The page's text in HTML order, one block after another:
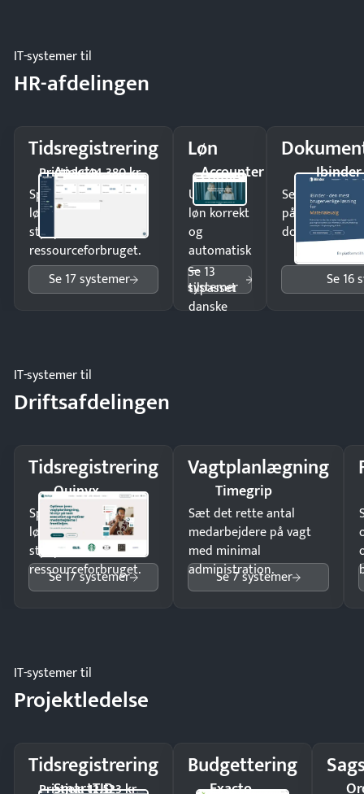
IT-systemer til
HR-afdelingen
Tidsregistrering
Apacta
Pristjek: 44.380 kr
Spar tid på
lønberegning og få
styr på
ressourceforbruget.
Se 17 systemer
Løn
Accounter
Udbetal
løn korrekt
og
automatisk
—
tilpasset
danske
Se 13
systemer
Ibinder
Send
på minutter
dokumenter.
Se 16
IT-systemer til
Driftsafdelingen
Tidsregistrering
Quinyx
Spar tid på
lønberegning og få
styr på
ressourceforbruget.
Se 17 systemer
Vagtplanlægning
Timegrip
Sæt det rette antal
medarbejdere på vagt
med minimal
administration.
Se 7 systemer
IT-systemer til
Projektledelse
Tidsregistrering
SmartTID
Pristjek: 12.523 kr
Budgettering
Exacto